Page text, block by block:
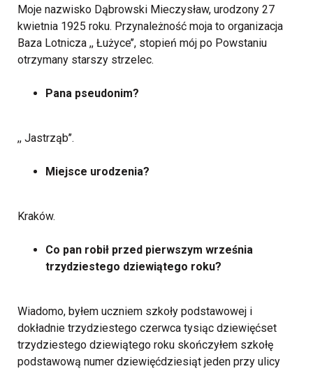
Moje nazwisko Dąbrowski Mieczysław, urodzony 27
kwietnia 1925 roku. Przynależność moja to organizacja
Baza Lotnicza ,, Łużyce’’, stopień mój po Powstaniu
otrzymany starszy strzelec.
Pana pseudonim?
,, Jastrząb’’.
Miejsce urodzenia?
Kraków.
Co pan robił przed pierwszym września
trzydziestego dziewiątego roku?
Wiadomo, byłem uczniem szkoły podstawowej i
dokładnie trzydziestego czerwca tysiąc dziewięćset
trzydziestego dziewiątego roku skończyłem szkołę
podstawową numer dziewięćdziesiąt jeden przy ulicy